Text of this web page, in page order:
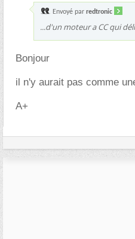
Envoyé par redtronic
...d'un moteur a CC qui
Bonjour
il n'y aurait pas comme
A+